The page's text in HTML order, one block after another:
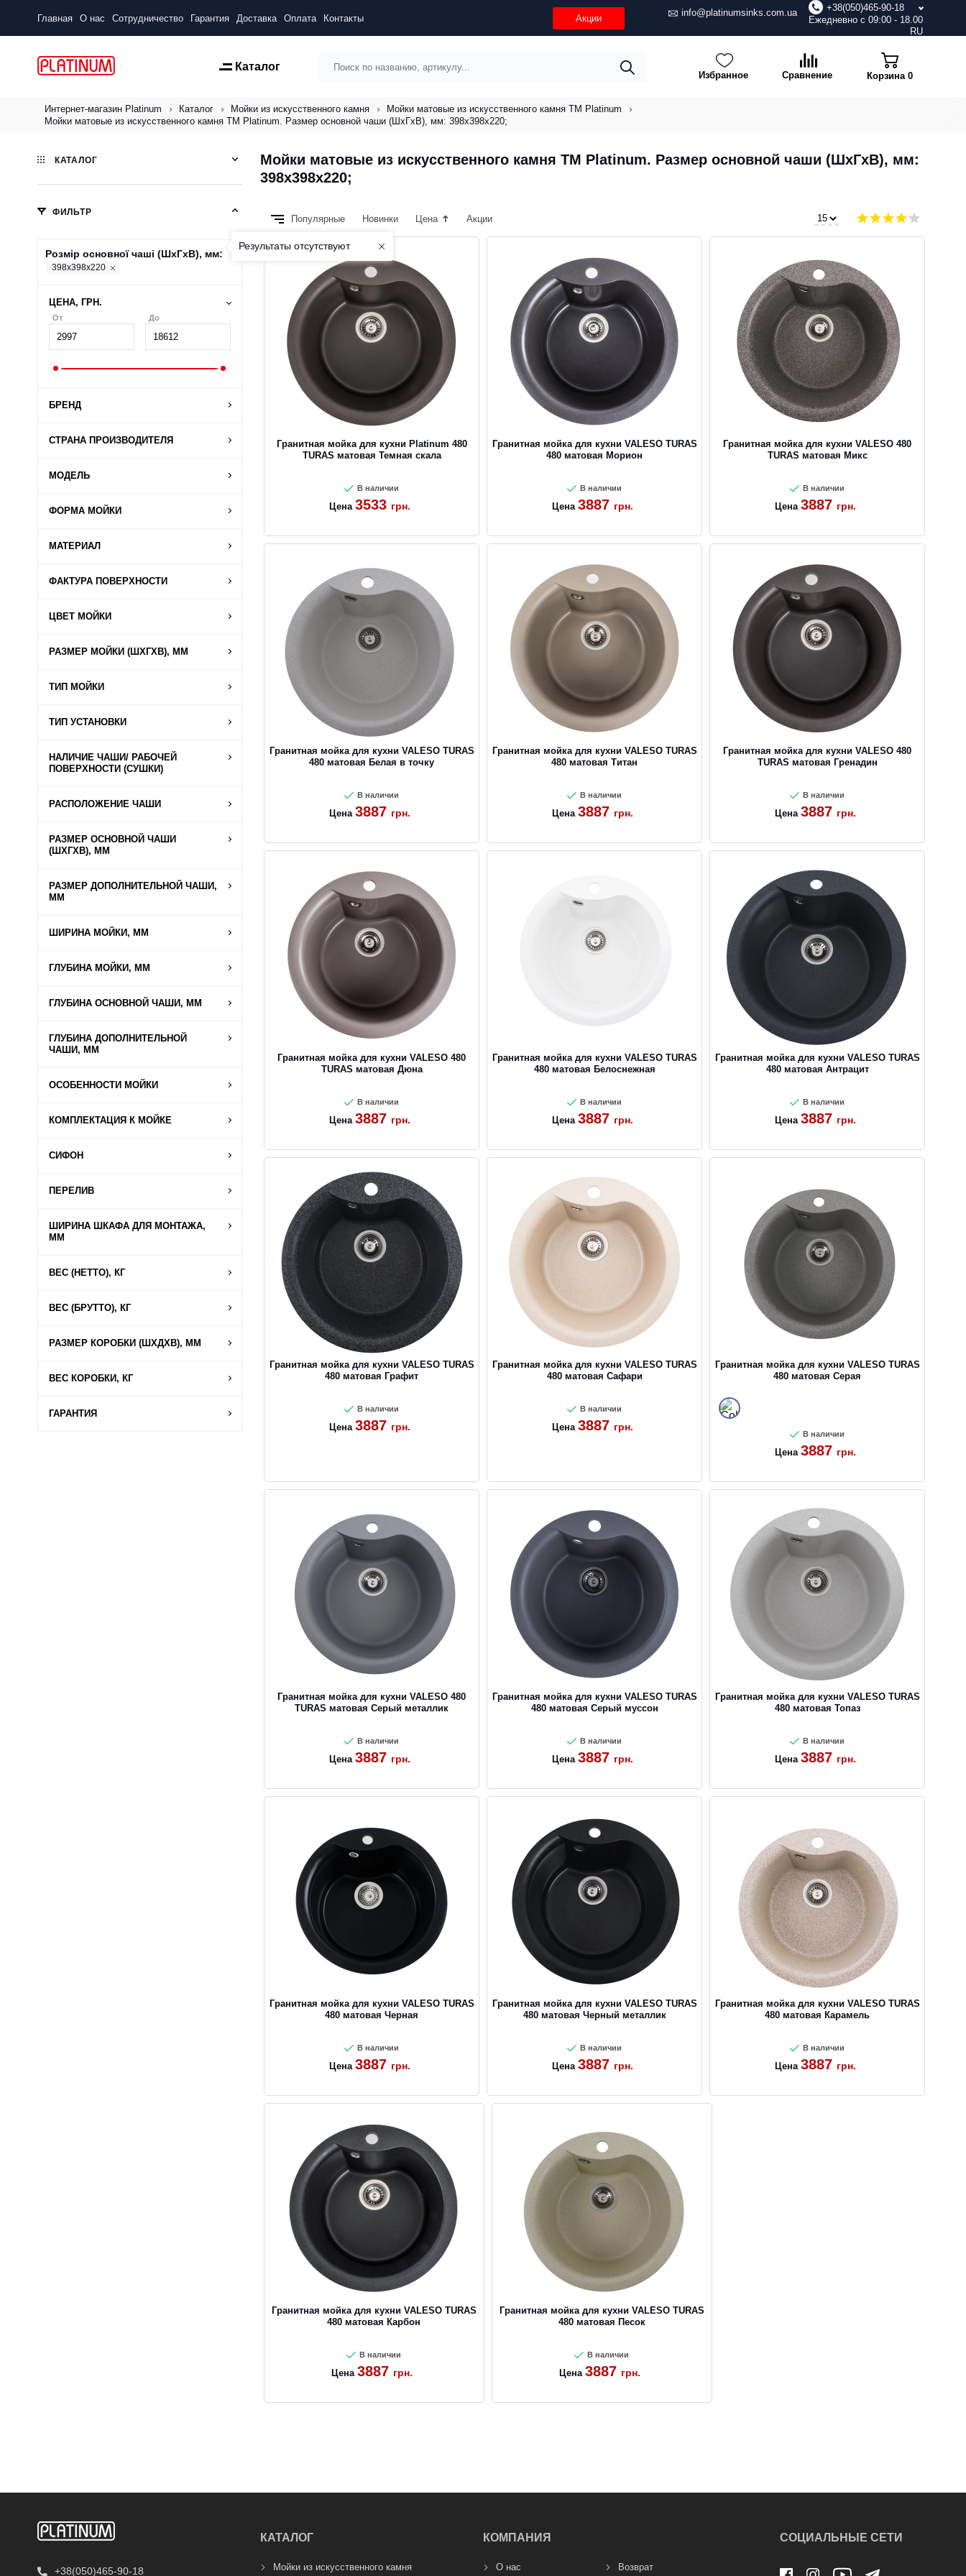
Главная О нас Сотрудничество Гарантия Доставка Оплата Контакты Акции
info@platinumsinks.com.ua
+38(050)465-90-18
Ежедневно с 09:00 - 18.00
RU
Каталог
Избранное Сравнение Корзина 0
Интернет-магазин Platinum Каталог Мойки из искусственного камня
Мойки матовые из искусственного камня ТМ Platinum
Мойки матовые из искусственного камня ТМ Platinum. Размер основной чаши (ШхГхВ), мм: 398x398x220;
Мойки матовые из искусственного камня ТМ Platinum. Размер основной чаши (ШхГхВ), мм:
398x398x220;
Популярные Новинки Цена Акции
Гранитная мойка для кухни Platinum 480
TURAS матовая Темная скала
В наличии
Цена 3533 грн.
Гранитная мойка для кухни VALESO TURAS
480 матовая Морион
В наличии
Цена 3887 грн.
Гранитная мойка для кухни VALESO 480
TURAS матовая Микс
В наличии
Цена 3887 грн.
Гранитная мойка для кухни VALESO TURAS
480 матовая Белая в точку
В наличии
Цена 3887 грн.
Гранитная мойка для кухни VALESO TURAS
480 матовая Титан
В наличии
Цена 3887 грн.
Гранитная мойка для кухни VALESO 480
TURAS матовая Гренадин
В наличии
Цена 3887 грн.
Гранитная мойка для кухни VALESO 480
TURAS матовая Дюна
В наличии
Цена 3887 грн.
Гранитная мойка для кухни VALESO TURAS
480 матовая Белоснежная
В наличии
Цена 3887 грн.
Гранитная мойка для кухни VALESO TURAS
480 матовая Антрацит
В наличии
Цена 3887 грн.
Гранитная мойка для кухни VALESO TURAS
480 матовая Графит
В наличии
Цена 3887 грн.
Гранитная мойка для кухни VALESO TURAS
480 матовая Сафари
В наличии
Цена 3887 грн.
Гранитная мойка для кухни VALESO TURAS
480 матовая Серая
В наличии
Цена 3887 грн.
Гранитная мойка для кухни VALESO 480
TURAS матовая Серый металлик
В наличии
Цена 3887 грн.
Гранитная мойка для кухни VALESO TURAS
480 матовая Серый муссон
В наличии
Цена 3887 грн.
Гранитная мойка для кухни VALESO TURAS
480 матовая Топаз
В наличии
Цена 3887 грн.
Гранитная мойка для кухни VALESO TURAS
480 матовая Черная
В наличии
Цена 3887 грн.
Гранитная мойка для кухни VALESO TURAS
480 матовая Черный металлик
В наличии
Цена 3887 грн.
Гранитная мойка для кухни VALESO TURAS
480 матовая Карамель
В наличии
Цена 3887 грн.
Гранитная мойка для кухни VALESO TURAS
480 матовая Карбон
В наличии
Цена 3887 грн.
Гранитная мойка для кухни VALESO TURAS
480 матовая Песок
В наличии
Цена 3887 грн.
КАТАЛОГ
ФИЛЬТР
Розмір основної чаші (ШхГхВ), мм:
398x398x220
ЦЕНА, ГРН.
От До
БРЕНД
СТРАНА ПРОИЗВОДИТЕЛЯ
МОДЕЛЬ
ФОРМА МОЙКИ
МАТЕРИАЛ
ФАКТУРА ПОВЕРХНОСТИ
ЦВЕТ МОЙКИ
РАЗМЕР МОЙКИ (ШХГХВ), ММ
ТИП МОЙКИ
ТИП УСТАНОВКИ
НАЛИЧИЕ ЧАШИ/ РАБОЧЕЙ
ПОВЕРХНОСТИ (СУШКИ)
РАСПОЛОЖЕНИЕ ЧАШИ
Результаты отсутствуют
РАЗМЕР ОСНОВНОЙ ЧАШИ
(ШХГХВ), ММ
РАЗМЕР ДОПОЛНИТЕЛЬНОЙ ЧАШИ,
ММ
ШИРИНА МОЙКИ, ММ
ГЛУБИНА МОЙКИ, ММ
ГЛУБИНА ОСНОВНОЙ ЧАШИ, ММ
ГЛУБИНА ДОПОЛНИТЕЛЬНОЙ
ЧАШИ, ММ
ОСОБЕННОСТИ МОЙКИ
КОМПЛЕКТАЦИЯ К МОЙКЕ
СИФОН
ПЕРЕЛИВ
ШИРИНА ШКАФА ДЛЯ МОНТАЖА,
ММ
ВЕС (НЕТТО), КГ
ВЕС (БРУТТО), КГ
РАЗМЕР КОРОБКИ (ШХДХВ), ММ
ВЕС КОРОБКИ, КГ
ГАРАНТИЯ
+38(050)465-90-18
КАТАЛОГ
Мойки из искусственного камня
КОМПАНИЯ
О нас Возврат
СОЦИАЛЬНЫЕ СЕТИ
OK
CANCEL